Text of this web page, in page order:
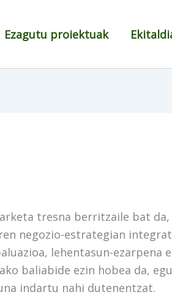
Ezagutu proiektuak
tresna berritzaile bat
negozio-estrategian
lehentasun-
baliabide ezin hobea da,
indartu nahi dutenentzat.